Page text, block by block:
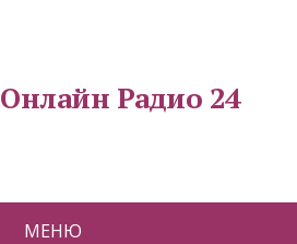
Онлайн Радио 24
МЕНЮ